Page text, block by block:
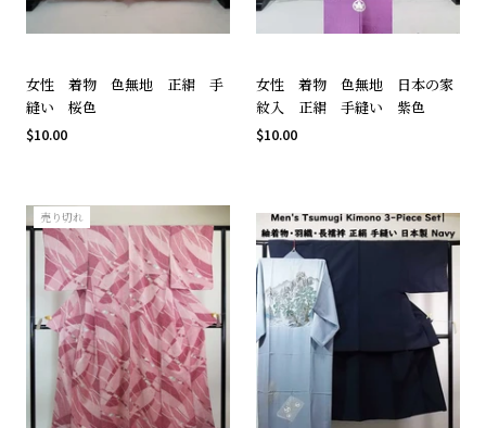
女性 着物 色無地 正絹 手
縫い 桜色
$10.00
女性 着物 色無地 日本の家
紋入 正絹 手縫い 紫色
$10.00
売り切れ